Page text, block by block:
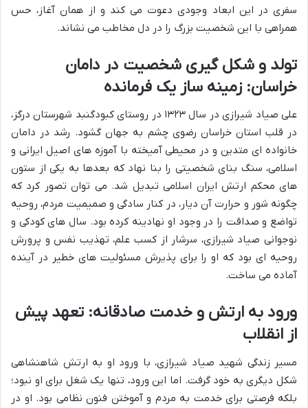
سفری در این ابعاد وجودی دعوت می کند و از همان آغاز، حس
همراهی با این شخصیت بزرگ را در دل مخاطب می نشاند.
تولد و شکل گیری شخصیت در دامان
خراسان: زمینه ساز یک فرمانده
علی صیاد شیرازی در سال ۱۳۲۳ در روستای کبودگنبد شهرستان درگز،
در قلب استان خراسان رضوی چشم به جهان گشود. رشد در دامان
خانواده ای متدین و در محیطی آمیخته با آموزه های اصیل ایرانی و
اسلامی، سنگ بنای شخصیتی را بنا نهاد که بعدها به یکی از ستون
های محکم ارتش ایران اسلامی تبدیل شد. می توان تصور کرد که
چگونه شور و حرارت آن دیار، در کنار سادگی و صمیمیت مردم، روحیه
تواضع و صداقت را در وجود او نهادینه کرده بود. سال های کودکی و
نوجوانی صیاد شیرازی، سرشار از کسب علم، تهذیب نفس و پرورش
روحیه ای بود که او را برای پذیرش مسئولیت های خطیر در آینده
آماده می ساخت.
ورود به ارتش و خدمت صادقانه: تعهد پیش
از انقلاب
مسیر زندگی شهید صیاد شیرازی، با ورود او به ارتش شاهنشاهی
شکل دیگری به خود گرفت. اما این ورود، تنها یک شغل برای او نبود؛
بلکه فرصتی برای خدمت به مردم و آموختن فنون نظامی بود. او در